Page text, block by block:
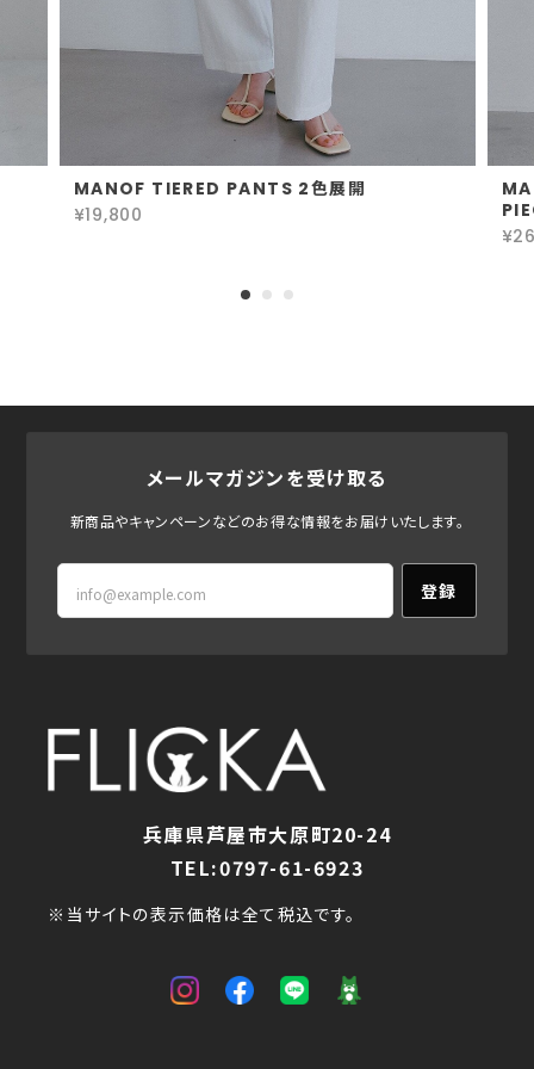
MANOF TIERED PANTS 2色展開
¥19,800
メールマガジンを受け取る
新商品やキャンペーンなどのお得な情報をお届けいたします。
登録
兵庫県芦屋市大原町20-24
TEL:0797-61-6923
※当サイトの表示価格は全て税込です。